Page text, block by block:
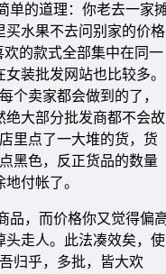
单的道理：你老去一家
水果不去问别家的价格
的款式全部集中在同一
装批发网站也比较多。
个卖家都会做到的了，
绝大部分批发商都不会故
里点了一大堆的货，货
黑色，反正货品的数量
付帐了。
品，而价格你又觉得偏
走人。此法凑效矣，使
归乎，多批，皆大欢